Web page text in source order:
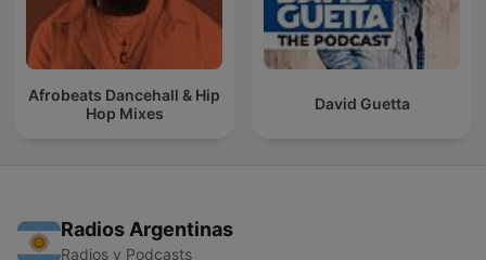
Afrobeats Dancehall & Hip
Hop Mixes
David Guetta
Radios Argentinas
Radios y Podcasts